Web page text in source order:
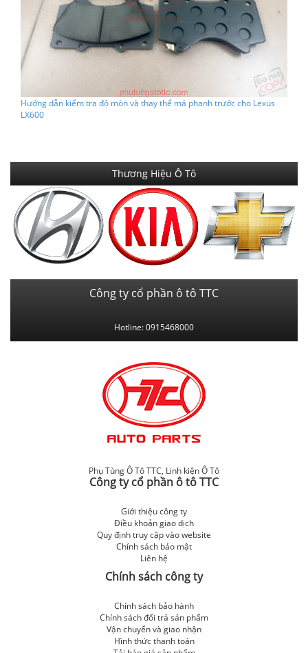
Hướng dẫn kiểm tra độ mòn và thay thế má phanh trước cho Lexus
LX600
Thương Hiệu Ô Tô
Công ty cổ phần ô tô TTC
Hotline: 0915468000
Phụ Tùng Ô Tô TTC, Linh kiện Ô Tô
Công ty cổ phần ô tô TTC
Giới thiệu công ty
Điều khoản giao dịch
Quy định truy cập vào website
Chính sách bảo mật
Liên hệ
Chính sách công ty
Chính sách bảo hành
Chính sách đổi trả sản phẩm
Vận chuyển và giao nhận
Hình thức thanh toán